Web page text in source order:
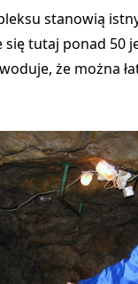
stanowią
się tutaj ponad 50
że można